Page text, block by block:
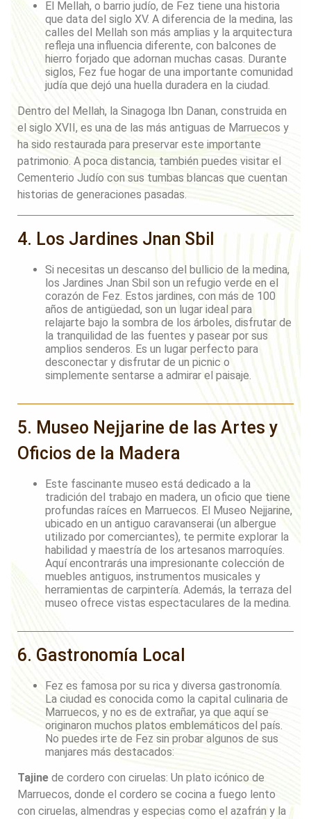
El Mellah, o barrio judío, de Fez tiene una historia
que data del siglo XV. A diferencia de la medina, las
calles del Mellah son más amplias y la arquitectura
refleja una influencia diferente, con balcones de
hierro forjado que adornan muchas casas. Durante
siglos, Fez fue hogar de una importante comunidad
judía que dejó una huella duradera en la ciudad.
Dentro del Mellah, la Sinagoga Ibn Danan, construida en
el siglo XVII, es una de las más antiguas de Marruecos y
ha sido restaurada para preservar este importante
patrimonio. A poca distancia, también puedes visitar el
Cementerio Judío con sus tumbas blancas que cuentan
historias de generaciones pasadas.
4. Los Jardines Jnan Sbil
Si necesitas un descanso del bullicio de la medina,
los Jardines Jnan Sbil son un refugio verde en el
corazón de Fez. Estos jardines, con más de 100
años de antigüedad, son un lugar ideal para
relajarte bajo la sombra de los árboles, disfrutar de
la tranquilidad de las fuentes y pasear por sus
amplios senderos. Es un lugar perfecto para
desconectar y disfrutar de un picnic o
simplemente sentarse a admirar el paisaje.
5. Museo Nejjarine de las Artes y
Oficios de la Madera
Este fascinante museo está dedicado a la
tradición del trabajo en madera, un oficio que tiene
profundas raíces en Marruecos. El Museo Nejjarine,
ubicado en un antiguo caravanserai (un albergue
utilizado por comerciantes), te permite explorar la
habilidad y maestría de los artesanos marroquíes.
Aquí encontrarás una impresionante colección de
muebles antiguos, instrumentos musicales y
herramientas de carpintería. Además, la terraza del
museo ofrece vistas espectaculares de la medina.
6. Gastronomía Local
Fez es famosa por su rica y diversa gastronomía.
La ciudad es conocida como la capital culinaria de
Marruecos, y no es de extrañar, ya que aquí se
originaron muchos platos emblemáticos del país.
No puedes irte de Fez sin probar algunos de sus
manjares más destacados:
Tajine de cordero con ciruelas: Un plato icónico de
Marruecos, donde el cordero se cocina a fuego lento
con ciruelas, almendras y especias como el azafrán y la